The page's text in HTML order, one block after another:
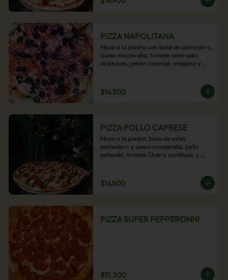
PIZZA NAPOLITANA
Masa a la piedra con base de pomodoro,
queso mozzarella, tomate laminado,
aceitunas, jamón colonial, orégano y
$14.500
PIZZA POLLO CAPRESE
Masa a la piedra, base de salsa
pomodoro y queso mozzarella, pollo
salteado, tomate Cherry confitado y
$14.900
PIZZA SUPER PEPPERONNI
$15.500